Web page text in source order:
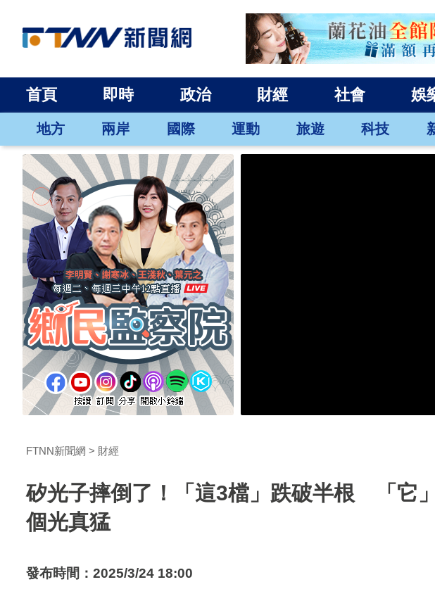
首頁 即時 政治 財經 社會 娛
地方 兩岸 國際 運動 旅遊 科技
FTNN新聞網 財經
矽光子摔倒了！「這3檔」跌破半根 「它
個光真猛
發布時間：2025/3/24 18:00